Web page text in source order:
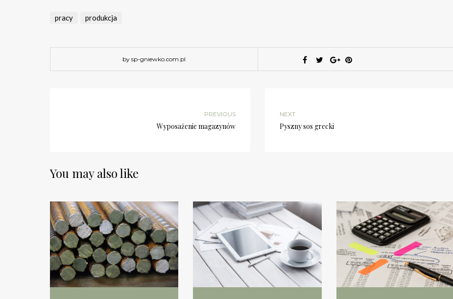
pracy produkcja
by sp-gniewko.com.pl
PREVIOUS
Wyposażenie magazynów
NEXT
Pyszny sos grecki
You may also like